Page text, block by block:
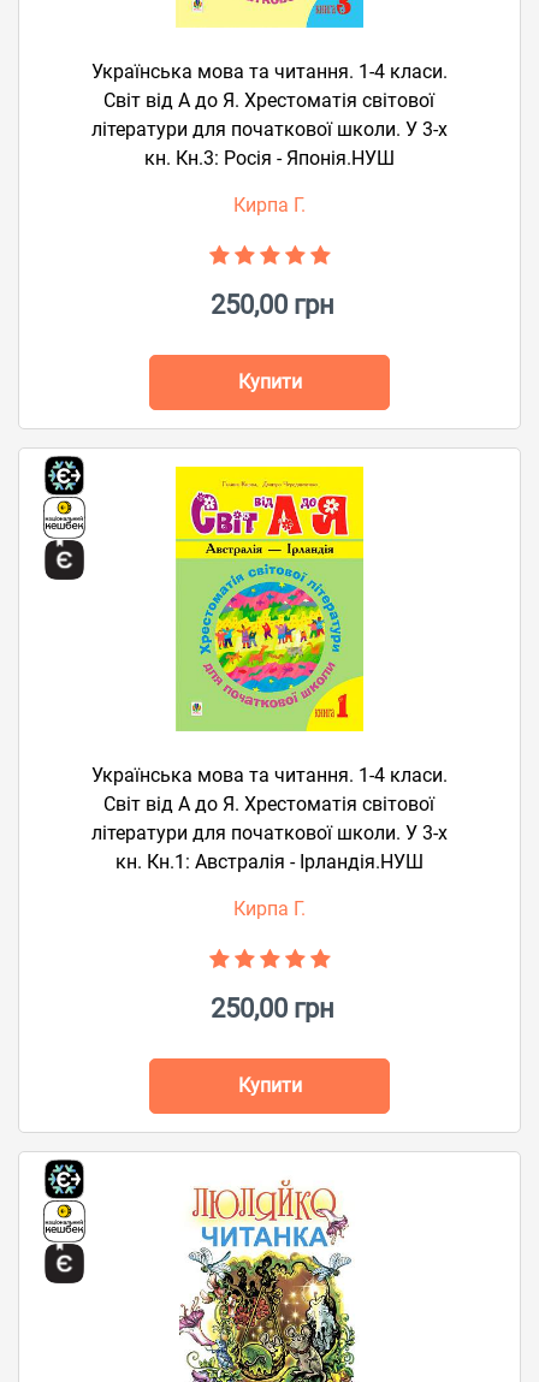
Українська мова та читання. 1-4 класи.
Світ від А до Я. Хрестоматія світової
літератури для початкової школи. У 3-х
кн. Кн.3: Росія - Японія.НУШ
Кирпа Г.
250,00 грн
Купити
Українська мова та читання. 1-4 класи.
Світ від А до Я. Хрестоматія світової
літератури для початкової школи. У 3-х
кн. Кн.1: Австралія - Ірландія.НУШ
Кирпа Г.
250,00 грн
Купити